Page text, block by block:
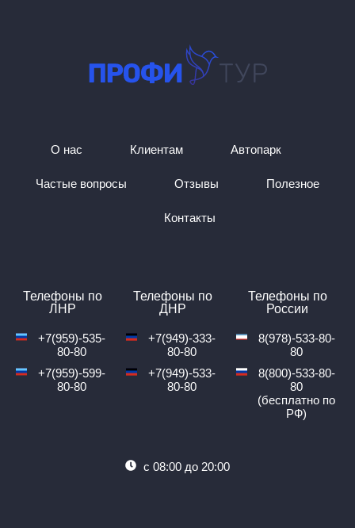
всегда доступны, а купить билеты, можно не выходя из дома.
Выбирайте для себя комфортные пассажирские перевозки,
без утомительной тряски, лишних хлопот и переплат.
Почему стоит остановить
перевозках «Профи-Тур»
О нас Клиентам Автопарк
Частые вопросы Отзывы Полезное
Контакты
Телефоны по
ЛНР
+7(959)-535-
80-80
+7(959)-599-
80-80
Телефоны по
ДНР
+7(949)-333-
80-80
+7(949)-533-
80-80
Телефоны по
России
8(978)-533-80-
80
8(800)-533-80-
80
(бесплатно по
РФ)
с 08:00 до 20:00